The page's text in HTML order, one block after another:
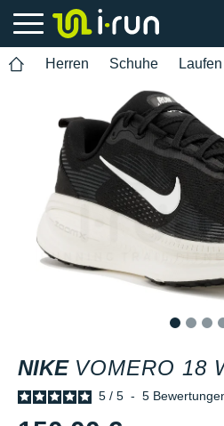
Herren Schuhe Laufen
NIKE VOMERO 18
5 / 5 - 5